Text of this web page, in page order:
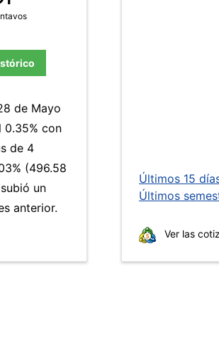
de Mayo
0.35% con
de 4
(496.58
un
anterior.
Últimos 15
Últimos
Ver las